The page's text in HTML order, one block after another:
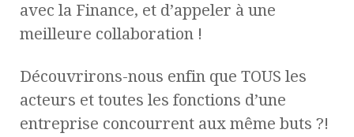
avec la Finance, et d’appeler à une
meilleure collaboration !
Découvrirons-nous enfin que TOUS les
acteurs et toutes les fonctions d’une
entreprise concourrent aux même buts ?!